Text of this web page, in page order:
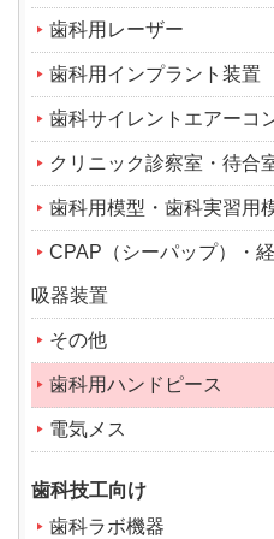
歯科用レーザー
歯科用インプラント装置
歯科サイレントエアーコ
クリニック診察室・待合
歯科用模型・歯科実習用
CPAP（シーパップ）・
吸器装置
その他
歯科用ハンドピース
電気メス
歯科技工向け
歯科ラボ機器